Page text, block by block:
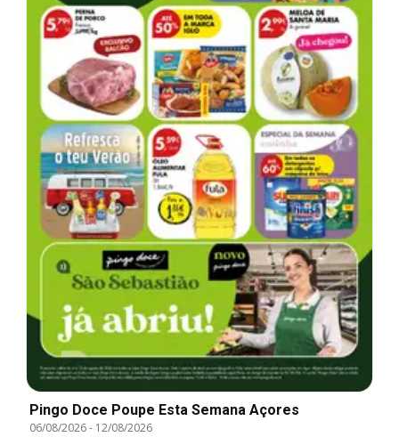
Pingo Doce Poupe Esta Semana Açores
06/08/2026- 12/08/2026